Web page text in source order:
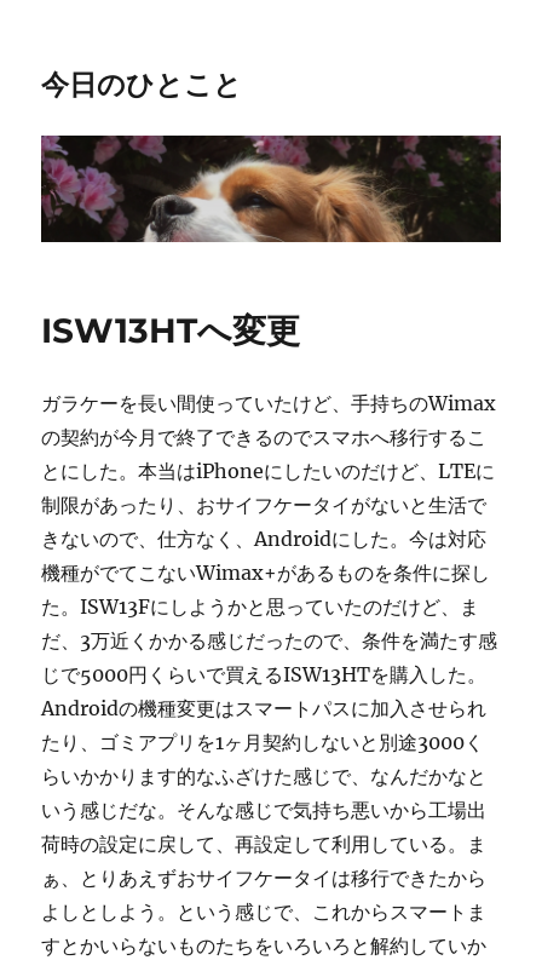
今日のひとこと
ISW13HTへ変更
ガラケーを長い間使っていたけど、手持ちのWimax
の契約が今月で終了できるのでスマホへ移行するこ
とにした。本当はiPhoneにしたいのだけど、LTEに
制限があったり、おサイフケータイがないと生活で
きないので、仕方なく、Androidにした。今は対応
機種がでてこないWimax+があるものを条件に探し
た。ISW13Fにしようかと思っていたのだけど、ま
だ、3万近くかかる感じだったので、条件を満たす感
じで5000円くらいで買えるISW13HTを購入した。
Androidの機種変更はスマートパスに加入させられ
たり、ゴミアプリを1ヶ月契約しないと別途3000く
らいかかります的なふざけた感じで、なんだかなと
いう感じだな。そんな感じで気持ち悪いから工場出
荷時の設定に戻して、再設定して利用している。ま
ぁ、とりあえずおサイフケータイは移行できたから
よしとしよう。という感じで、これからスマートま
すとかいらないものたちをいろいろと解約していか